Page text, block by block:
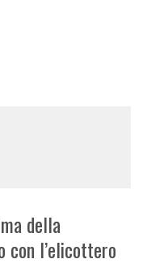
della
con l’elicottero